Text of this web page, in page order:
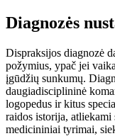
Diagnozės
Dispraksijos diagnozė
požymius, ypač jei
įgūdžių sunkumų.
daugiadisciplininė
logopedus ir kitus
raidos istorija,
medicininiai tyrimai,